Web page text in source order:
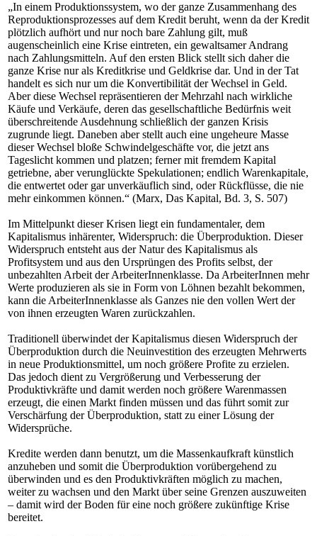
„In einem Produktionssystem, wo der ganze Zusammenhang des
Reproduktionsprozesses auf dem Kredit beruht, wenn da der Kredit
plötzlich aufhört und nur noch bare Zahlung gilt, muß
augenscheinlich eine Krise eintreten, ein gewaltsamer Andrang
nach Zahlungsmitteln. Auf den ersten Blick stellt sich daher die
ganze Krise nur als Kreditkrise und Geldkrise dar. Und in der Tat
handelt es sich nur um die Konvertibilität der Wechsel in Geld.
Aber diese Wechsel repräsentieren der Mehrzahl nach wirkliche
Käufe und Verkäufe, deren das gesellschaftliche Bedürfnis weit
überschreitende Ausdehnung schließlich der ganzen Krisis
zugrunde liegt. Daneben aber stellt auch eine ungeheure Masse
dieser Wechsel bloße Schwindelgeschäfte vor, die jetzt ans
Tageslicht kommen und platzen; ferner mit fremdem Kapital
getriebne, aber verunglückte Spekulationen; endlich Warenkapitale,
die entwertet oder gar unverkäuflich sind, oder Rückflüsse, die nie
mehr einkommen können.“ (Marx, Das Kapital, Bd. 3, S. 507)
Im Mittelpunkt dieser Krisen liegt ein fundamentaler, dem
Kapitalismus inhärenter, Widerspruch: die Überproduktion. Dieser
Widerspruch entsteht aus der Natur des Kapitalismus als
Profitsystem und aus den Ursprüngen des Profits selbst, der
unbezahlten Arbeit der ArbeiterInnenklasse. Da ArbeiterInnen mehr
Werte produzieren als sie in Form von Löhnen bezahlt bekommen,
kann die ArbeiterInnenklasse als Ganzes nie den vollen Wert der
von ihnen erzeugten Waren zurückzahlen.
Traditionell überwindet der Kapitalismus diesen Widerspruch der
Überproduktion durch die Neuinvestition des erzeugten Mehrwerts
in neue Produktionsmittel, um noch größere Profite zu erzielen.
Das jedoch dient zu Vergrößerung und Verbesserung der
Produktivkräfte und damit werden noch größere Warenmassen
erzeugt, die einen Markt finden müssen und das führt somit zur
Verschärfung der Überproduktion, statt zu einer Lösung der
Widersprüche.
Kredite werden dann benutzt, um die Massenkaufkraft künstlich
anzuheben und somit die Überproduktion vorübergehend zu
überwinden und es den Produktivkräften möglich zu machen,
weiter zu wachsen und den Markt über seine Grenzen auszuweiten
– damit wird der Boden für eine noch größere zukünftige Krise
bereitet.